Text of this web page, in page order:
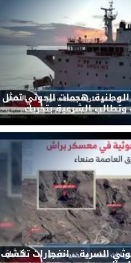
هجمات الحوثي تمثل
وتطالب الشرعية بتحريك
السرية .. انفجارات تكشف